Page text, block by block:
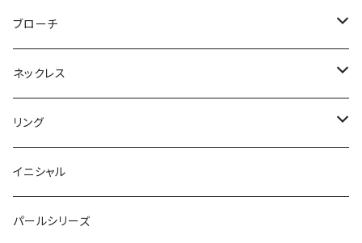
ノンホールピアス
ヘアゴム
ブローチ
ネックレス
リング
Flower
Dot
ノンホールピアス
Flower
Dot
イヤリング
Flower
Round
Flower
Round
Square
てんとう虫
Animal
ブローチ
Flower
Animal
猫
犬
Lips
鏡
ネックレス
Flower
Animal
てんとう虫
リング
Flower
Round
イニシャル
パールシリーズ